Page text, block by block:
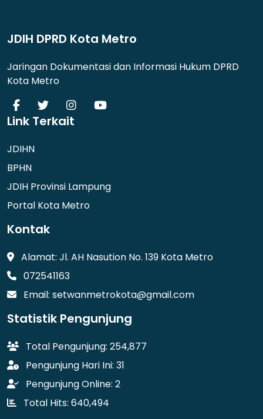
JDIH DPRD Kota Metro
Jaringan Dokumentasi dan Informasi Hukum DPRD
Kota Metro
Link Terkait
JDIHN
BPHN
JDIH Provinsi Lampung
Portal Kota Metro
Kontak
Alamat: Jl. AH Nasution No. 139 Kota Metro
072541163
Email: setwanmetrokota@gmail.com
Statistik Pengunjung
Total Pengunjung: 254,877
Pengunjung Hari Ini: 31
Pengunjung Online: 2
Total Hits: 640,494